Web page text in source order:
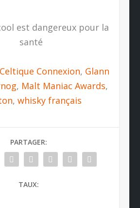
est dangereux pour la
santé
Celtique Connexion, Glann
, Malt Maniac Awards,
, whisky français
PARTAGER:
TAUX: